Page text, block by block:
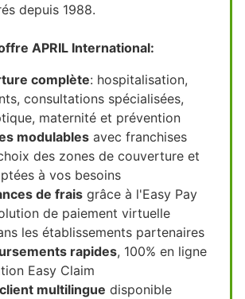
depuis 1988.
APRIL International:
complète: hospitalisation,
consultations spécialisées,
maternité et prévention
modulables avec franchises
des zones de couverture et
à vos besoins
de frais grâce à l'Easy Pay
de paiement virtuelle
les établissements partenaires
rapides, 100% en ligne
Easy Claim
multilingue disponible